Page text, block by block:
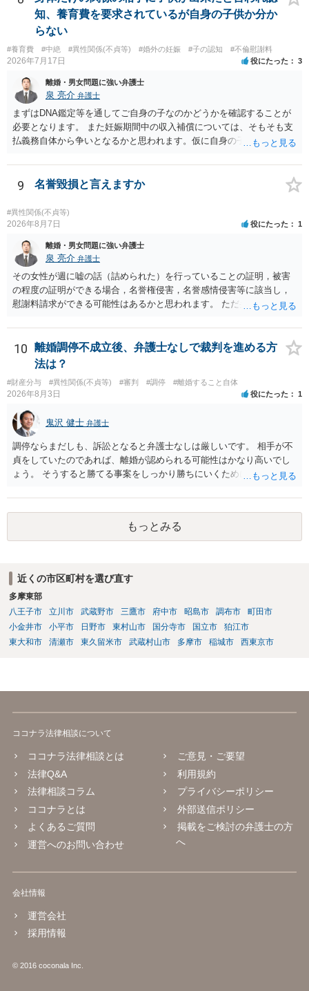
もよいように思いますが，ゼロかどうかの観点であれば，訴訟に進む
しかなくなるようにも思います。そうしますと，お近くの弁護士に相
談して進めることを検討した方がよいようにも思います。
知、養育費を要求されているが自身の子供か分か
らない
#養育費 #中絶 #異性関係(不貞等) #婚外の妊娠 #子の認知 #不倫慰謝料
2026年7月17日 役にたった 3
離婚・男女問題に強い弁護士
泉 亮介 弁護士
まずはDNA鑑定等を通してご自身の子なのかどうかを確認することが
必要となります。 また妊娠期間中の収入補償については、そもそも支
払義務自体から争いとなるかと思われます。仮に自身の子であったと
相手に弁護士がついているということであれば、依頼をするかしない
かは別として一度ご自身も個別に弁護士に相談をされたほうが良いで
9 名誉毀損と言えますか
#異性関係(不貞等)
2026年8月7日 役にたった 1
離婚・男女問題に強い弁護士
泉 亮介 弁護士
その女性が週に嘘の話（詰められた）を行っていることの証明，被害
の程度の証明ができる場合，名誉権侵害，名誉感情侵害等に該当し，
慰謝料請求ができる可能性はあるかと思われます。 ただ弁護士費用を
た方が良いでしょう。
10
離婚調停不成立後、弁護士なしで裁判を進める方
法は？
#財産分与 #異性関係(不貞等) #審判 #調停 #離婚すること自体
2026年8月3日 役にたった 1
鬼沢 健士 弁護士
調停ならまだしも、訴訟となると弁護士なしは厳しいです。 相手が不
貞をしていたのであれば、離婚が認められる可能性はかなり高いでし
ょう。 そうすると勝てる事案をしっかり勝ちにいくためにも弁護士委
もっとみる
近くの市区町村を選び直す
多摩東部
八王子市
立川市 武蔵野市 三鷹市 府中市 昭島市 調布市
町田市
小金井市
小平市 日野市 東村山市 国分寺市 国立市
狛江市
東大和市
清瀬市 東久留米市 武蔵村山市 多摩市 稲城市 西東京市
ココナラ法律相談について
ココナラ法律相談とは
法律Q&A
法律相談コラム
ココナラとは
よくあるご質問
運営へのお問い合わせ
ご意見・ご要望
利用規約
プライバシーポリシー
外部送信ポリシー
掲載をご検討の弁護士の方
へ
会社情報
運営会社
採用情報
© 2016 coconala Inc.